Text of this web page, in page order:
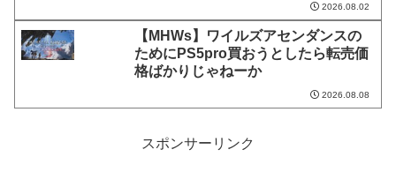
2026.08.02
【MHWs】ワイルズアセンダンスの
ためにPS5pro買おうとしたら転売価
格ばかりじゃねーか
2026.08.08
スポンサーリンク